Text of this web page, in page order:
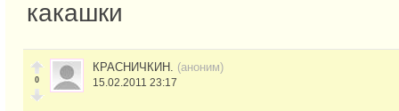
какашки
0
КРАСНИЧКИН. (аноним)
15.02.2011 23:17